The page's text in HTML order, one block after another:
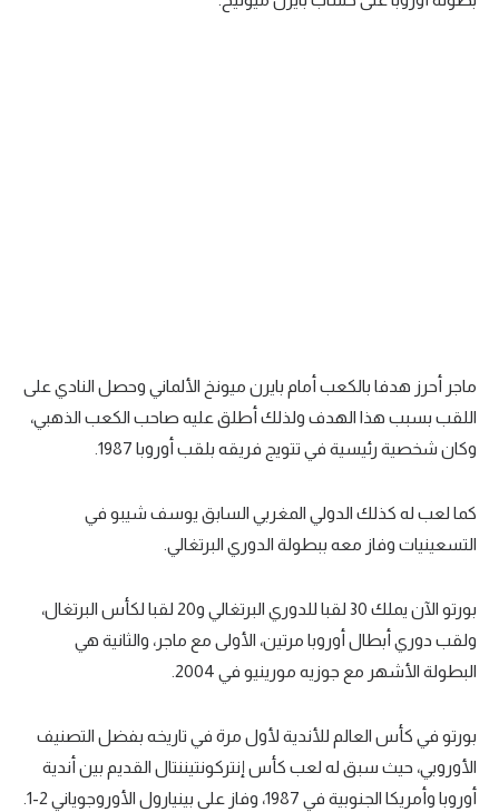
ماجر أحرز هدفا بالكعب أمام بايرن ميونخ الألماني وحصل النادي على
اللقب بسبب هذا الهدف ولذلك أطلق عليه صاحب الكعب الذهبي،
وكان شخصية رئيسية في تتويج فريقه بلقب أوروبا 1987.
كما لعب له كذلك الدولي المغربي السابق يوسف شيبو في
التسعينيات وفاز معه ببطولة الدوري البرتغالي.
بورتو الآن يملك 30 لقبا للدوري البرتغالي و20 لقبا لكأس البرتغال،
ولقب دوري أبطال أوروبا مرتين، الأولى مع ماجر، والثانية هي
البطولة الأشهر مع جوزيه مورينيو في 2004.
بورتو في كأس العالم للأندية لأول مرة في تاريخه بفضل التصنيف
الأوروبي، حيث سبق له لعب كأس إنتركونتيننتال القديم بين أندية